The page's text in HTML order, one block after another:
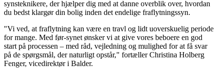
synsteknikere, der hjælper dig med at danne overblik over, hvordan
du bedst klargør din bolig inden det endelige fraflytningssyn.
"Vi ved, at fraflytning kan være en travl og lidt uoverskuelig periode
for mange. Med før-synet ønsker vi at give vores beboere en god
start på processen – med råd, vejledning og mulighed for at få svar
på de spørgsmål, der naturligt opstår," fortæller Christina Holberg
Fenger, vicedirektør i Balder.